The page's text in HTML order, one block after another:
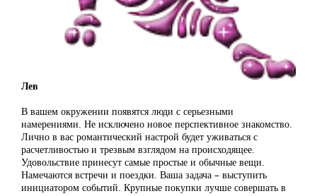
Лев
В вашем окружении появятся люди с серьезными
намерениями. Не исключено новое перспективное знакомство.
Лично в вас романтический настрой будет уживаться с
расчетливостью и трезвым взглядом на происходящее.
Удовольствие принесут самые простые и обычные вещи.
Намечаются встречи и поездки. Ваша задача – выступить
инициатором событий. Крупные покупки лучше совершать в